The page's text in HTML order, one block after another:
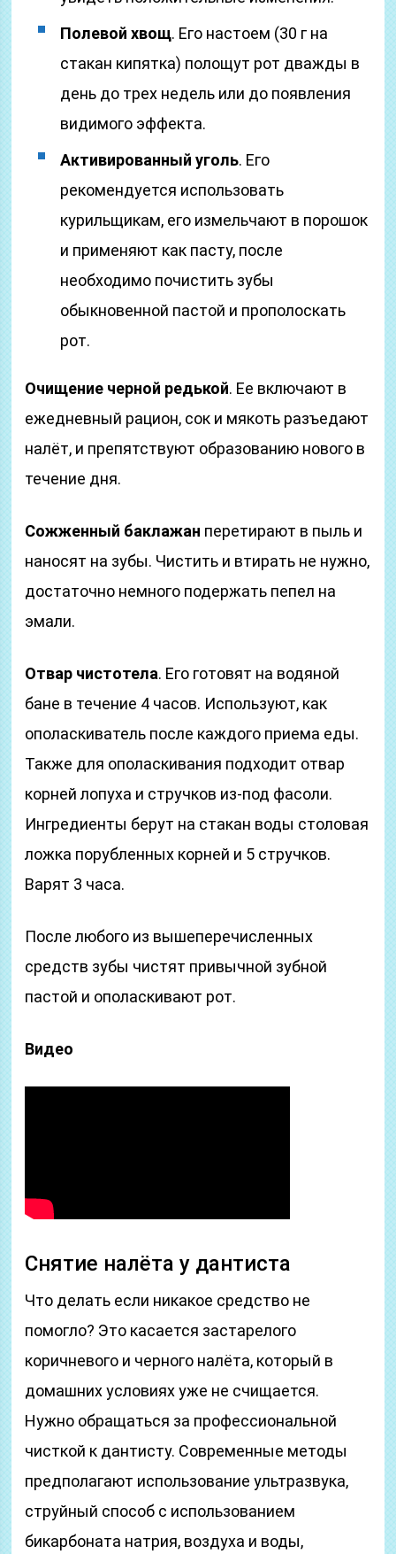
Полевой хвощ. Его настоем (30 г на
стакан кипятка) полощут рот дважды в
день до трех недель или до появления
видимого эффекта.
Активированный уголь. Его
рекомендуется использовать
курильщикам, его измельчают в порошок
и применяют как пасту, после
необходимо почистить зубы
обыкновенной пастой и прополоскать
рот.
Очищение черной редькой. Ее включают в
ежедневный рацион, сок и мякоть разъедают
налёт, и препятствуют образованию нового в
течение дня.
Сожженный баклажан перетирают в пыль и
наносят на зубы. Чистить и втирать не нужно,
достаточно немного подержать пепел на
эмали.
Отвар чистотела. Его готовят на водяной
бане в течение 4 часов. Используют, как
ополаскиватель после каждого приема еды.
Также для ополаскивания подходит отвар
корней лопуха и стручков из-под фасоли.
Ингредиенты берут на стакан воды столовая
ложка порубленных корней и 5 стручков.
Варят 3 часа.
После любого из вышеперечисленных
средств зубы чистят привычной зубной
пастой и ополаскивают рот.
Видео
Снятие налёта у дантиста
Что делать если никакое средство не
помогло? Это касается застарелого
коричневого и черного налёта, который в
домашних условиях уже не счищается.
Нужно обращаться за профессиональной
чисткой к дантисту. Современные методы
предполагают использование ультразвука,
струйный способ с использованием
бикарбоната натрия, воздуха и воды,